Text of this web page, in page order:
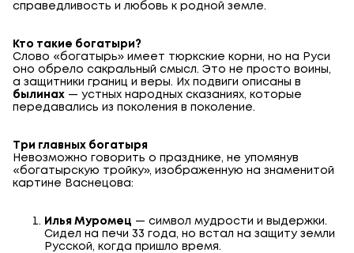
справедливость и любовь к родной земле.
Кто такие богатыри?
Слово «богатырь» имеет тюркские корни, но на Руси
оно обрело сакральный смысл. Это не просто воины,
а защитники границ и веры. Их подвиги описаны в
былинах — устных народных сказаниях, которые
передавались из поколения в поколение.
Три главных богатыря
Невозможно говорить о празднике, не упомянув
«богатырскую тройку», изображенную на знаменитой
картине Васнецова:
Илья Муромец — символ мудрости и выдержки.
Сидел на печи 33 года, но встал на защиту земли
Русской, когда пришло время.